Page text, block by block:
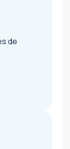
de